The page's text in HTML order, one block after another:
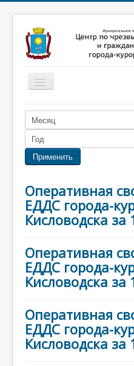
Включить/
выключить
Главная
Новости
Законодательство
Профилактика
Фотоматериалы
Применить
Оперативная
ЕДДС города-
Кисловодска за
Оперативная
ЕДДС города-
Кисловодска за
Оперативная
ЕДДС города-
Кисловодска за